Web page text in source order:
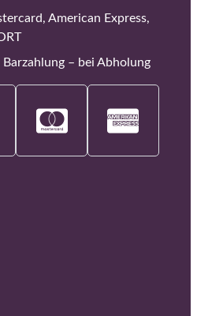
American Express,
– bei Abholung